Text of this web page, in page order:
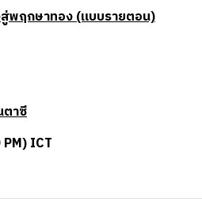
สู่พฤกษาทอง (แบบรายตอน)
าซี
ICT